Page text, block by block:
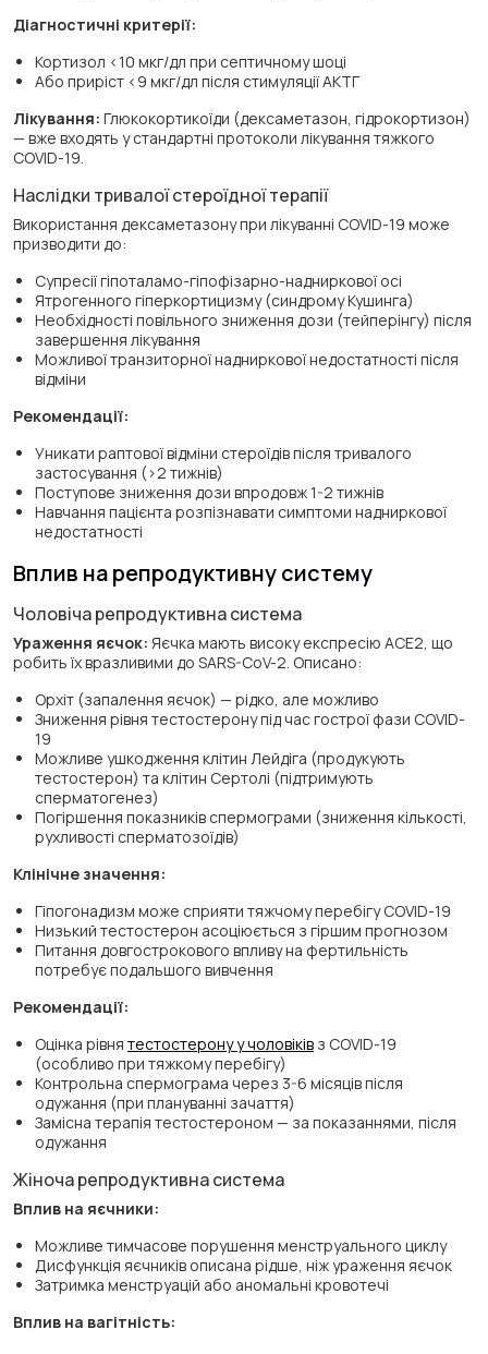
Діагностичні критерії:
Кортизол <10 мкг/дл при септичному шоці
Або приріст <9 мкг/дл після стимуляції АКТГ
Лікування: Глюкокортикоїди (дексаметазон, гідрокортизон)
— вже входять у стандартні протоколи лікування тяжкого
COVID-19.
Наслідки тривалої стероїдної терапії
Використання дексаметазону при лікуванні COVID-19 може
призводити до:
Супресії гіпоталамо-гіпофізарно-надниркової осі
Ятрогенного гіперкортицизму (синдрому Кушинга)
Необхідності повільного зниження дози (тейперінгу) після
завершення лікування
Можливої транзиторної надниркової недостатності після
відміни
Рекомендації:
Уникати раптової відміни стероїдів після тривалого
застосування (>2 тижнів)
Поступове зниження дози впродовж 1-2 тижнів
Навчання пацієнта розпізнавати симптоми надниркової
недостатності
Вплив на репродуктивну систему
Чоловіча репродуктивна система
Ураження яєчок: Яєчка мають високу експресію ACE2, що
робить їх вразливими до SARS-CoV-2. Описано:
Орхіт (запалення яєчок) — рідко, але можливо
Зниження рівня тестостерону під час гострої фази COVID-
19
Можливе ушкодження клітин Лейдіга (продукують
тестостерон) та клітин Сертолі (підтримують
сперматогенез)
Погіршення показників спермограми (зниження кількості,
рухливості сперматозоїдів)
Клінічне значення:
Гіпогонадизм може сприяти тяжчому перебігу COVID-19
Низький тестостерон асоціюється з гіршим прогнозом
Питання довгострокового впливу на фертильність
потребує подальшого вивчення
Рекомендації:
Оцінка рівня тестостерону у чоловіків з COVID-19
(особливо при тяжкому перебігу)
Контрольна спермограма через 3-6 місяців після
одужання (при плануванні зачаття)
Замісна терапія тестостероном — за показаннями, після
одужання
Жіноча репродуктивна система
Вплив на яєчники:
Можливе тимчасове порушення менструального циклу
Дисфункція яєчників описана рідше, ніж ураження яєчок
Затримка менструацій або аномальні кровотечі
Вплив на вагітність: